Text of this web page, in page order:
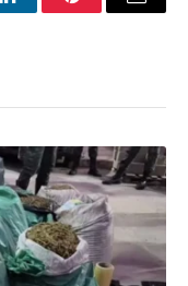
LinkedInPinterestEmail